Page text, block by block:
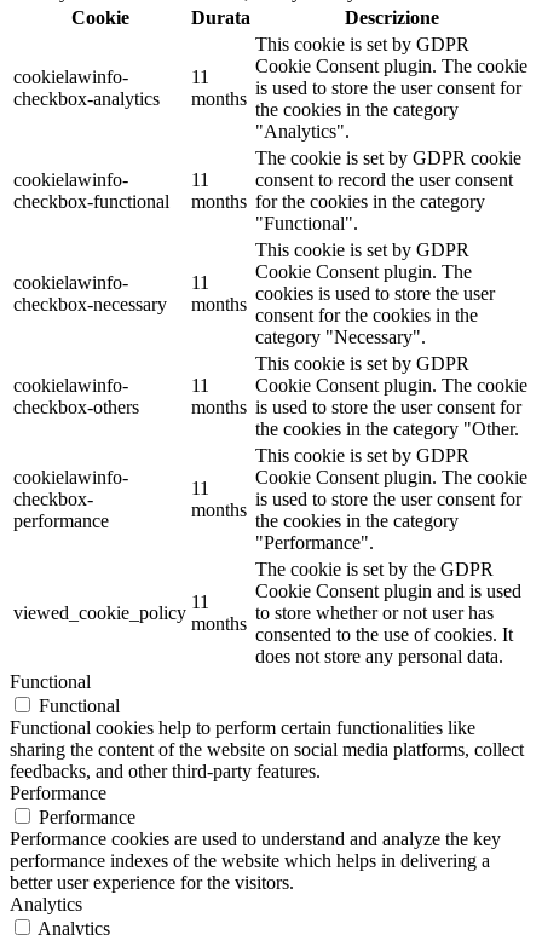
Cookie
Durata Descrizione
cookielawinfo-
checkbox-analytics
11
months
This cookie is set by GDPR
Cookie Consent plugin. The cookie
is used to store the user consent for
the cookies in the category
"Analytics".
cookielawinfo-
checkbox-functional
11
months
The cookie is set by GDPR cookie
consent to record the user consent
for the cookies in the category
"Functional".
cookielawinfo-
checkbox-necessary
11
months
This cookie is set by GDPR
Cookie Consent plugin. The
cookies is used to store the user
consent for the cookies in the
category "Necessary".
cookielawinfo-
checkbox-others
11
months
This cookie is set by GDPR
Cookie Consent plugin. The cookie
is used to store the user consent for
the cookies in the category "Other.
cookielawinfo-
checkbox-
performance
11
months
This cookie is set by GDPR
Cookie Consent plugin. The cookie
is used to store the user consent for
the cookies in the category
"Performance".
viewed_cookie_policy
11
months
The cookie is set by the GDPR
Cookie Consent plugin and is used
to store whether or not user has
consented to the use of cookies. It
does not store any personal data.
Functional
Functional
Functional cookies help to perform certain functionalities like
sharing the content of the website on social media platforms, collect
feedbacks, and other third-party features.
Performance
Performance
Performance cookies are used to understand and analyze the key
performance indexes of the website which helps in delivering a
better user experience for the visitors.
Analytics
Analytics